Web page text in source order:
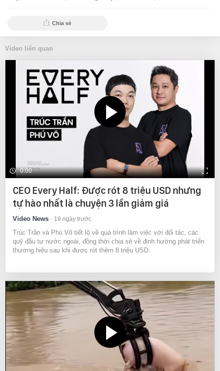
Chia sẻ
Video liên quan
0:00
CEO Every Half: Được rót 8 triệu USD nhưng
tự hào nhất là chuyện 3 lần giảm giá
Video News 19 ngày trước
Trúc Trần và Phú Võ tiết lộ về quá trình làm việc với đối tác, các
quỹ đầu tư nước ngoài, đồng thời chia sẻ về định hướng phát triển
thương hiệu sau khi được rót thêm 8 triệu USD.